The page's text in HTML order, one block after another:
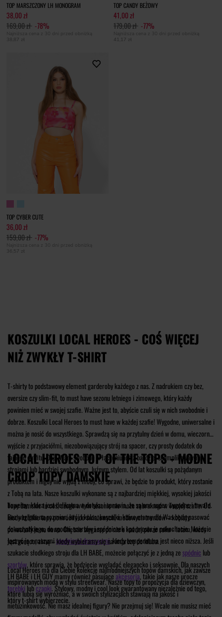
TOP MARSZCZONY LH MONOGRAM
38,00 zł
169,00 zł -78%
Najniższa cena z 30 dni przed obniżką
38,87 zł
TOP CANDY BEŻOWY
41,00 zł
179,00 zł -77%
Najniższa cena z 30 dni przed obniżką
41,17 zł
TOP CYBER CUTE
36,00 zł
159,00 zł -77%
Najniższa cena z 30 dni przed obniżką
36,57 zł
KOSZULKI LOCAL HEROES - COŚ WIĘCEJ
NIŻ ZWYKŁY T-SHIRT
T-shirty to podstawowy element garderoby każdego z nas. Z nadrukiem czy bez,
oversize czy slim-fit, to must have sezonu letniego i zimowego, który każdy
powinien mieć w swojej szafie. Ważne jest to, abyście czuli się w nich swobodnie i
dobrze. Koszulki Local Heroes to must have w każdej szafie! Wygodne, uniwersalne i
można je nosić do wszystkiego. Sprawdzą się na przytulny dzień w domu, wieczorne
wyjście z przyjaciółmi, niezobowiązujący strój na spacer, czy prosty dodatek do
fajnego outfitu. Dają Wam swobodę w łączeniu ich z bardziej skomplikowanymi
strojami lub bardziej swobodnym, luźnym stylem. Od lat koszulki są pożądanym
produktem i nigdy nie wyjdą z mody, co sprawi, że będzie to produkt, który zostanie
z Tobą na lata. Nasze koszulki wykonane są z najbardziej miękkiej, wysokiej jakości
bawełny, która jest delikatna w dotyku i sprawia, że są one super wygodne i trwałe.
Bez względu na rozmiar, krój i kolor, koszulki, które mamy dla Was będą pasować
do wszystkiego, do spodni, szortów i spódniczek i po prostu je pokochacie. Możecie
łączyć je z naszymispodniami dresowymi, kiedy temperatura jest nieco niższa. Jeśli
szukacie słodkiego stroju dla LH BABE, możecie połączyć je z jedną zespódnic lub
szortów, które sprawią, że będziecie wyglądać elegancko i seksownie. Dla naszych
LH BABE i LH GUY mamy również pasująceakcesoria, takie jak nasze urocze
torebkilubczapki. Stylowy, modny i cool look gwarantowany niezależnie od tego,
który t-shirt wybierzecie.
LOCAL HEROES TOP OF THE TOPS - MODNE
CROP TOPY DAMSKIE
Topy damskie to coś, czego w tym sezonie nie może zabraknąć w Twojej szafie. Od
kiedy krótkie topy powróciły do światowych, modowych trendów – kobiety
pokochały je na nowo. Chętnie sięgamy po nie o każdej porze roku - latem, kiedy
jest gorąco, zimą – kiedy wybieramy się na imprezę do klubu.
Local Heroes ma dla Ciebie kolekcję najmodniejszych topów damskich, jak zawsze
inspirowanych modą w stylu streetwear. Nasze topy to propozycja dla dziewczyn,
które lubią się wyróżniać, a w swoich stylizacjach stawiają na jakość i
nietuzinkowość. Nie masz idealnej figury? Nie przejmuj się! Wcale nie musisz mieć